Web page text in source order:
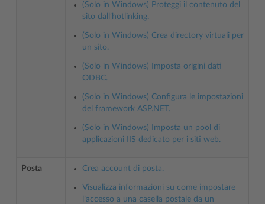
(Solo in Windows) Proteggi il contenuto del
sito dall’hotlinking.
(Solo in Windows) Crea directory virtuali per
un sito.
(Solo in Windows) Imposta origini dati
ODBC.
(Solo in Windows) Configura le impostazioni
del framework ASP.NET.
(Solo in Windows) Imposta un pool di
applicazioni IIS dedicato per i siti web.
Posta Crea account di posta.
Visualizza informazioni su come impostare
l’accesso a una casella postale da un